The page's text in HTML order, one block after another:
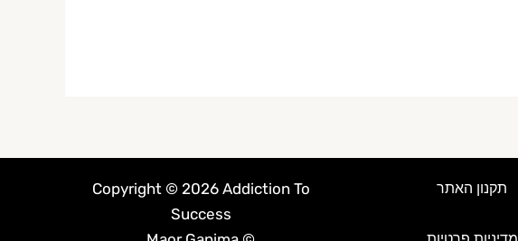
תקנון האתר
Copyright © 2026 Addiction To
Success